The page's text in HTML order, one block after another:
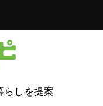
らしを提案